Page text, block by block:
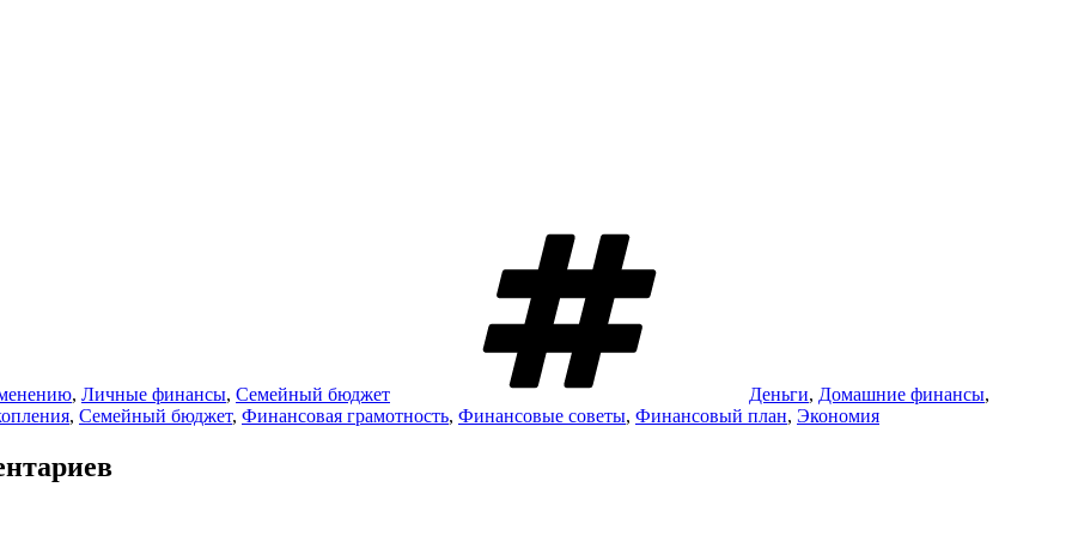
, Личные финансы, Семейный бюджет Деньги, Домашние финансы,
, Семейный бюджет, Финансовая грамотность, Финансовые советы, Финансовый план, Экономия